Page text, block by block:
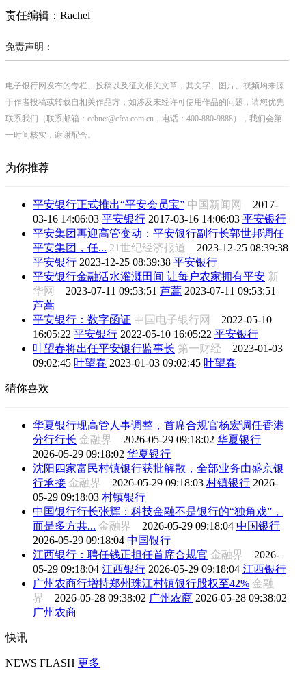
责任编辑：Rachel
免责声明：
电子银行网发布的专栏、投稿以及征文相关文章，其文字、图片、视频均来源
于作者投稿或转载自相关作品方；如涉及未经许可使用作品的问题，请您优先
联系我们（联系邮箱：cebnet@cfca.com.cn，电话：400-880-9888），我们会第
一时间核实，谢谢配合。
为你推荐
平安银行正式推出“平安会员宝” 中国新闻网 2017-
03-16 14:06:03 平安银行 2017-03-16 14:06:03 平安银行
平安集团再迎高管变动：平安银行副行长郭世邦调任
平安集团，任... 21世纪经济报道 2023-12-25 08:39:38
平安银行 2023-12-25 08:39:38 平安银行
平安银行金融活水灌溉田间 让每户农家拥有平安 新
华网 2023-07-11 09:53:51 芦蒿 2023-07-11 09:53:51
芦蒿
平安银行：数字函证 中国电子银行网 2022-05-10
16:05:22 平安银行 2022-05-10 16:05:22 平安银行
叶望春将出任平安银行监事长 第一财经 2023-01-03
09:02:45 叶望春 2023-01-03 09:02:45 叶望春
猜你喜欢
华夏银行现高管人事调整，首席合规官杨宏调任香港
分行行长 金融界 2026-05-29 09:18:02 华夏银行
2026-05-29 09:18:02 华夏银行
沈阳四家富民村镇银行获批解散，全部业务由盛京银
行承接 金融界 2026-05-29 09:18:03 村镇银行 2026-
05-29 09:18:03 村镇银行
中国银行行长张辉：科技金融不是银行的“独角戏”，
而是多方共... 金融界 2026-05-29 09:18:04 中国银行
2026-05-29 09:18:04 中国银行
江西银行：聘任钱正担任首席合规官 金融界 2026-
05-29 09:18:04 江西银行 2026-05-29 09:18:04 江西银行
广州农商行增持郑州珠江村镇银行股权至42% 金融
界 2026-05-28 09:38:02 广州农商 2026-05-28 09:38:02
广州农商
快讯
NEWS FLASH 更多